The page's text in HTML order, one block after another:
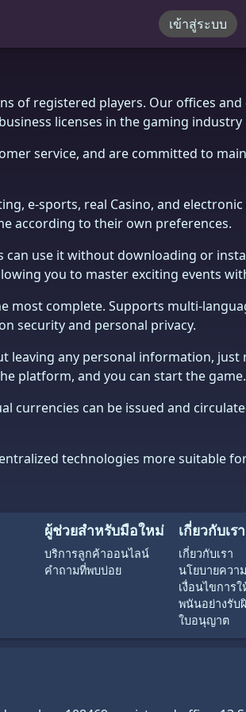
เข้าสู่ระบบ
of registered players. Our offices
licenses in the gaming
service, and are committed to
e-sports, real Casino, and electronic
according to their own preferences.
use it without downloading or
you to master exciting events
complete. Supports multi-
security and personal privacy.
any personal information, just
platform, and you can start the game.
currencies can be issued and
technologies more suitable
ผู้ช่วยสำหรับมือใหม่
บริการลูกค้าออนไลน์
คำถามที่พบบ่อย
เกี่ยวกับเรา
เกี่ยวกับเรา
นโยบายควา
เงื่อนไขการ
พนันอย่างรับ
ใบอนุญาต